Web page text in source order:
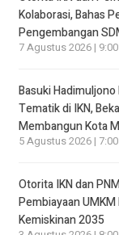
Kolaborasi, Bahas
Pengembangan
7 Agustus 2026 |
Basuki
Tematik di IKN,
Membangun Kota
5 Agustus 2026 |
Otorita IKN dan
Pembiayaan
Kemiskinan 2035